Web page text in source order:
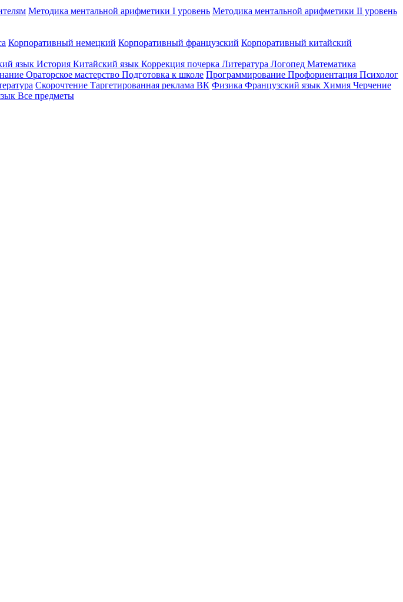
Методика ментальной арифметики I уровень Методика ментальной арифметики II уровень
Корпоративный немецкий Корпоративный французский Корпоративный китайский
язык История Китайский язык Коррекция почерка Литература Логопед Математика
Ораторское мастерство Подготовка к школе Программирование Профориентация Психолог
Скорочтение Таргетированная реклама ВК Физика Французский язык Химия Черчение
Все предметы